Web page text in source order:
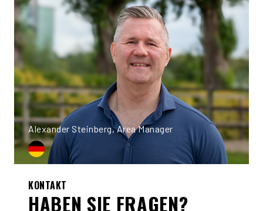
Alexander Steinberg, Area Manager
KONTAKT
HABEN SIE FRAGEN?